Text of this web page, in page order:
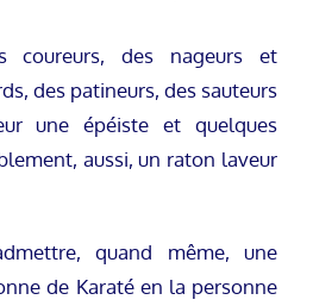
coureurs, des nageurs et
des patineurs, des sauteurs
une épéiste et quelques
aussi, un raton laveur
quand même, une
de Karaté en la personne